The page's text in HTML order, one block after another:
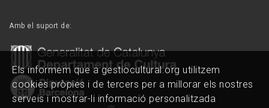
Amb el suport de:
Els informem que a gestiocultural.org utilitzem
cookies pròpies i de tercers per a millorar els nostres
serveis i mostrar-li informació personalitzada